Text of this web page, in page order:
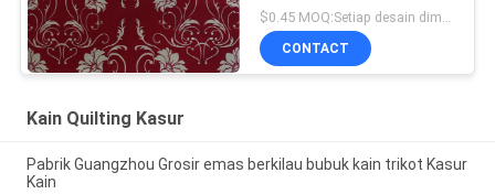
Knitting Printing
CONTACT
Kain Quilting Kasur
Pabrik Guangzhou Grosir emas berkilau bubuk kain trikot Kasur
Kain